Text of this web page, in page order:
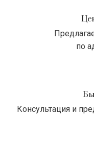
по
Консультация и